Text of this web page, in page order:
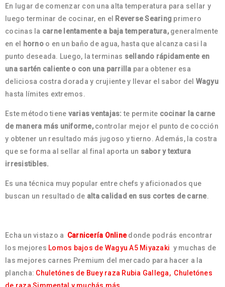
En lugar de comenzar con una alta temperatura para sellar y
luego terminar de cocinar, en el
Reverse Searing primero
cocinas la carne lentamente a baja temperatura,generalmente
en el
hornoo en un baño de agua, hasta que alcanza casi la
punto deseada. Luego, la terminas sellando rápidamente en
una sartén caliente o con una parrilla para obtener esa
deliciosa costra dorada y crujiente y llevar el sabor del Wagyu
hasta límites extremos.
Este método tiene varias ventajas: te permite cocinar la carne
de manera más uniforme,controlar mejor el punto de cocción
y obtener un resultado más jugoso y tierno. Además, la costra
que se forma al sellar al final aporta un sabor y textura
irresistibles.
Es una técnica muy popular entre chefs y aficionados que
buscan un resultado de alta calidad en sus cortes de carne.
Echa un vistazo a Carnicería Onlinedonde podrás encontrar
los mejores Lomos bajos de Wagyu A5 Miyazaki y muchas de
las mejores carnes Premium del mercado para hacer a la
plancha: Chuletónes de Buey raza Rubia Gallega, Chuletónes